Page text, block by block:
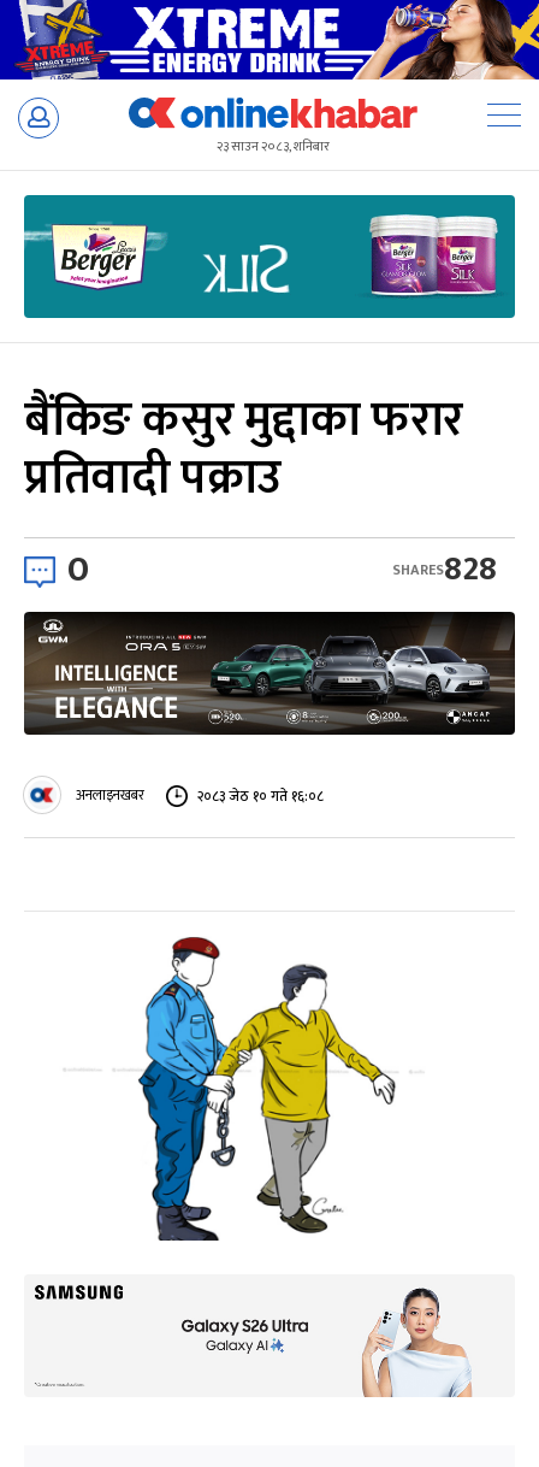
Skip
२३ साउन २०८३, शनिबार
बैंकिङ कसुर मुद्दाका फरार
प्रतिवादी पक्राउ
0 828
SHARES
अनलाइनखबर २०८३ जेठ १० गते १६:०८